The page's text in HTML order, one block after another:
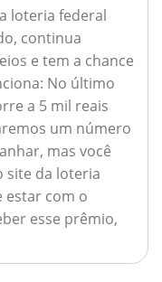
loteria federal
continua
e tem a chance
No último
a 5 mil reais
um número
mas você
site da loteria
estar com o
esse prêmio,